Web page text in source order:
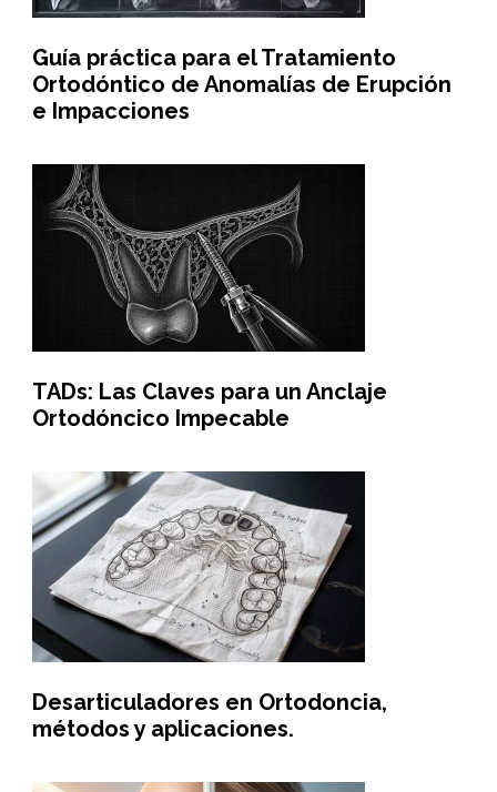
Guía práctica para el Tratamiento
Ortodóntico de Anomalías de Erupción
e Impacciones
TADs: Las Claves para un Anclaje
Ortodóncico Impecable
Desarticuladores en Ortodoncia,
métodos y aplicaciones.